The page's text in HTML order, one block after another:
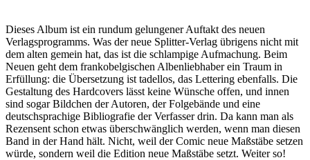
Dieses Album ist ein rundum gelungener Auftakt des neuen
Verlagsprogramms. Was der neue Splitter-Verlag übrigens nicht mit
dem alten gemein hat, das ist die schlampige Aufmachung. Beim
Neuen geht dem frankobelgischen Albenliebhaber ein Traum in
Erfüllung: die Übersetzung ist tadellos, das Lettering ebenfalls. Die
Gestaltung des Hardcovers lässt keine Wünsche offen, und innen
sind sogar Bildchen der Autoren, der Folgebände und eine
deutschsprachige Bibliografie der Verfasser drin. Da kann man als
Rezensent schon etwas überschwänglich werden, wenn man diesen
Band in der Hand hält. Nicht, weil der Comic neue Maßstäbe setzen
würde, sondern weil die Edition neue Maßstäbe setzt. Weiter so!